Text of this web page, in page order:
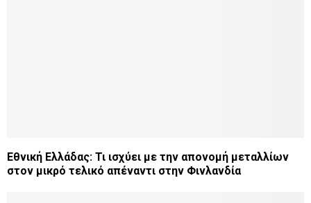
Εθνική Ελλάδας: Τι ισχύει με την απονομή μεταλλίων
στον μικρό τελικό απέναντι στην Φινλανδία